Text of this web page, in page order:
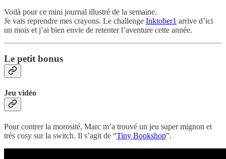
Voilà pour ce mini journal illustré de la semaine.
Je vais reprendre mes crayons. Le challenge Inktober1 arrive d’ici
un mois et j’ai bien envie de retenter l’aventure cette année.
Le petit bonus
Jeu vidéo
Pour contrer la morosité, Marc m’a trouvé un jeu super mignon et
très cosy sur la switch. Il s’agit de “Tiny Bookshop”.